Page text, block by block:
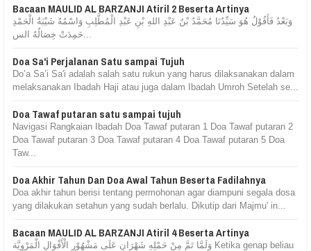
Bacaan MAULID AL BARZANJI Atiril 2 Beserta Artinya
وَبَعْدُ فَأَقُوْلُ هُوَ سَيِّدُنَا مُحَمَّدُ بْنُ عَبْدِ اللهِ بْنِ عَبْدِ الْمُطَّلِبِ وَاسْمُهُ شَيْبَةُ الْحَمْدِ
Doa Sa'i Perjalanan Satu sampai Tujuh
Do’a Sa’i Sa'i adalah salah satu rukun yang harus dilaksanakan dalam
melaksanakan Ibadah Haji atau juga dalam Ibadah Umroh Setelah se...
Doa Tawaf putaran satu sampai tujuh
Navigasi Rangkaian Ibadah Doa Tawaf putaran 1 Doa Tawaf putaran 2
Doa Tawaf putaran 3 Doa Tawaf putaran 4 Doa Tawaf putaran 5 Doa
Taw...
Doa Akhir Tahun Dan Doa Awal Tahun Beserta Fadilahnya
Doa akhir tahun berisi tentang permohonan agar diampuni segala dosa
yang dilakukan setahun yang sudah berlalu. Dikutip dari Majmu' in...
Bacaan MAULID AL BARZANJI Atiril 4 Beserta Artinya
وَلَمَّا تَمَّ مِنْ حَمْلِهِ شَهْرَانِ عَلَى مَشْهُوْرِ الْأَقْوَالِ الْمَرْوِيَّة Ketika genap beliau